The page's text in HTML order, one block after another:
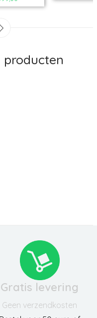
producten
Gratis levering
Geen verzendkosten